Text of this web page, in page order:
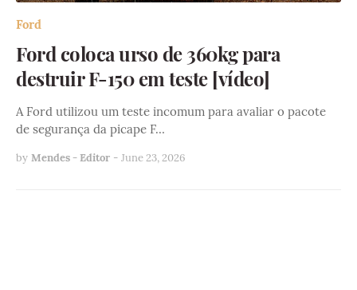
Ford
Ford coloca urso de 360kg para
destruir F-150 em teste [vídeo]
A Ford utilizou um teste incomum para avaliar o pacote
de segurança da picape F…
by Mendes - Editor - June 23, 2026